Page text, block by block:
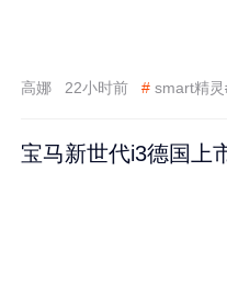
高娜 22小时前 # smart精灵
宝马新世代i3德国上